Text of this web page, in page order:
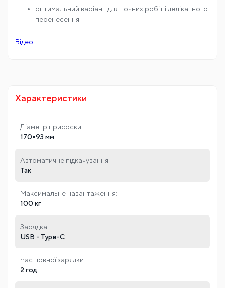
оптимальний варіант для точних робіт і делікатного
перенесення.
Відео
Характеристики
Діаметр присоски:
170×93 мм
Автоматичне підкачування:
Так
Максимальне навантаження:
100 кг
Зарядка:
USB - Type-C
Час повної зарядки:
2 год